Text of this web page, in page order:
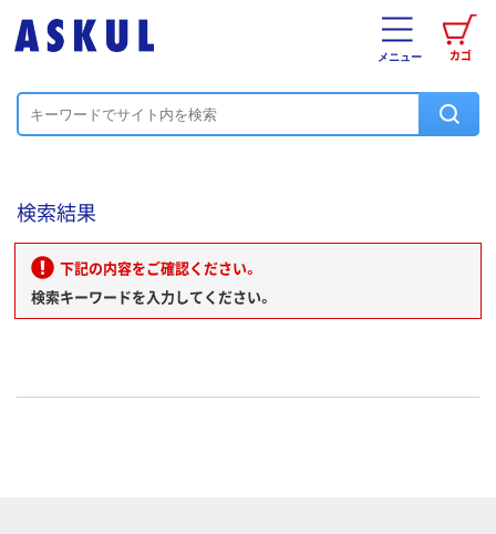
カゴ
メニュー
検索結果
下記の内容をご確認ください。
検索キーワードを入力してください。